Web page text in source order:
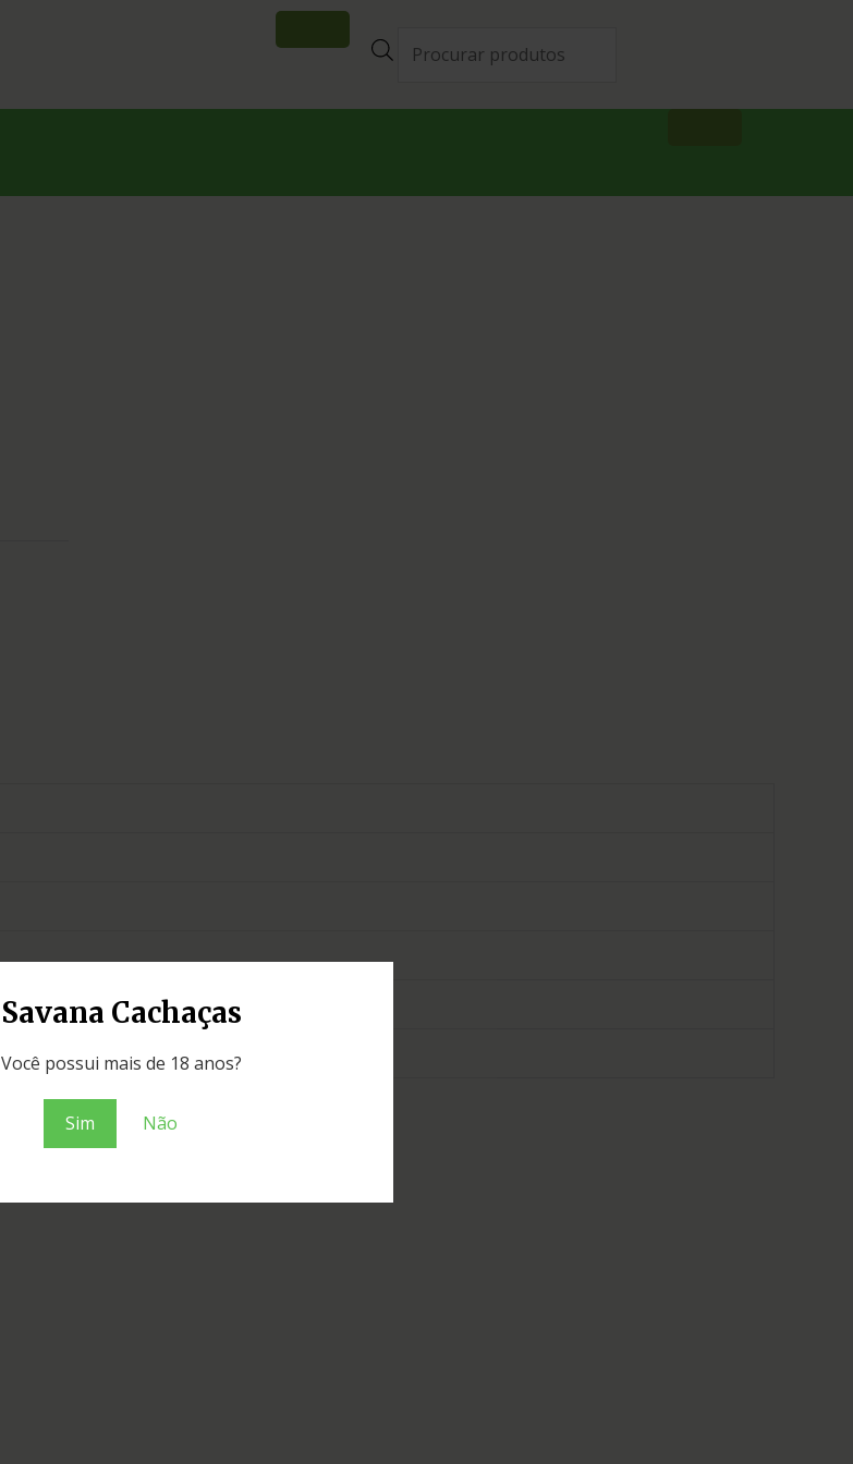
Savana Cachaças
Você possui mais de 18 anos?
Sim Não